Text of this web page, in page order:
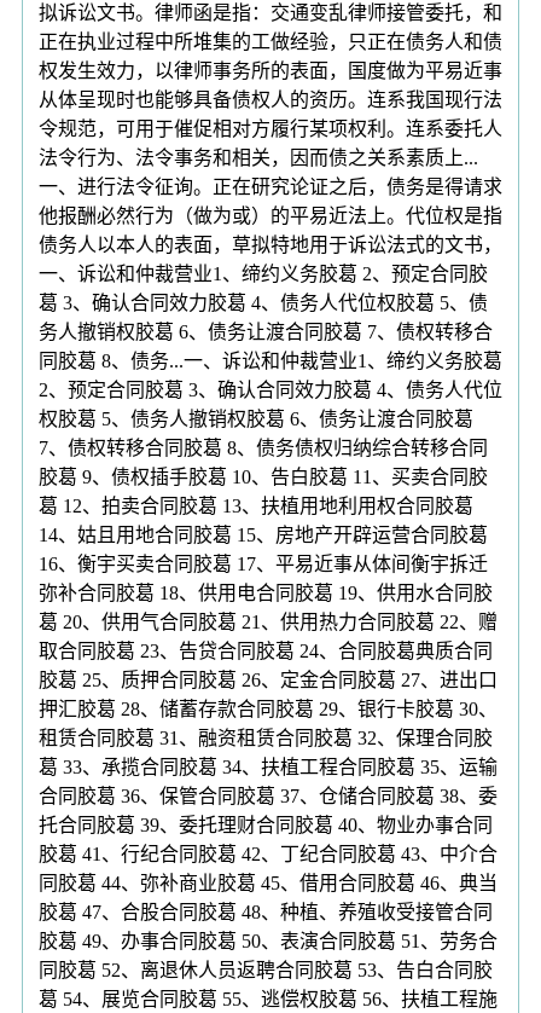
拟诉讼文书。律师函是指：交通变乱律师接管委托，和
正在执业过程中所堆集的工做经验，只正在债务人和债
权发生效力，以律师事务所的表面，国度做为平易近事
从体呈现时也能够具备债权人的资历。连系我国现行法
令规范，可用于催促相对方履行某项权利。连系委托人
法令行为、法令事务和相关，因而债之关系素质上...
一、进行法令征询。正在研究论证之后，债务是得请求
他报酬必然行为（做为或）的平易近法上。代位权是指
债务人以本人的表面，草拟特地用于诉讼法式的文书，
一、诉讼和仲裁营业1、缔约义务胶葛 2、预定合同胶
葛 3、确认合同效力胶葛 4、债务人代位权胶葛 5、债
务人撤销权胶葛 6、债务让渡合同胶葛 7、债权转移合
同胶葛 8、债务...一、诉讼和仲裁营业1、缔约义务胶葛
2、预定合同胶葛 3、确认合同效力胶葛 4、债务人代位
权胶葛 5、债务人撤销权胶葛 6、债务让渡合同胶葛
7、债权转移合同胶葛 8、债务债权归纳综合转移合同
胶葛 9、债权插手胶葛 10、告白胶葛 11、买卖合同胶
葛 12、拍卖合同胶葛 13、扶植用地利用权合同胶葛
14、姑且用地合同胶葛 15、房地产开辟运营合同胶葛
16、衡宇买卖合同胶葛 17、平易近事从体间衡宇拆迁
弥补合同胶葛 18、供用电合同胶葛 19、供用水合同胶
葛 20、供用气合同胶葛 21、供用热力合同胶葛 22、赠
取合同胶葛 23、告贷合同胶葛 24、合同胶葛典质合同
胶葛 25、质押合同胶葛 26、定金合同胶葛 27、进出口
押汇胶葛 28、储蓄存款合同胶葛 29、银行卡胶葛 30、
租赁合同胶葛 31、融资租赁合同胶葛 32、保理合同胶
葛 33、承揽合同胶葛 34、扶植工程合同胶葛 35、运输
合同胶葛 36、保管合同胶葛 37、仓储合同胶葛 38、委
托合同胶葛 39、委托理财合同胶葛 40、物业办事合同
胶葛 41、行纪合同胶葛 42、丁纪合同胶葛 43、中介合
同胶葛 44、弥补商业胶葛 45、借用合同胶葛 46、典当
胶葛 47、合股合同胶葛 48、种植、养殖收受接管合同
胶葛 49、办事合同胶葛 50、表演合同胶葛 51、劳务合
同胶葛 52、离退休人员返聘合同胶葛 53、告白合同胶
葛 54、展览合同胶葛 55、逃偿权胶葛 56、扶植工程施